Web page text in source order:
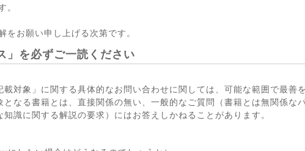
。
をお願い申し上げる次第です。
」を必ずご一読ください
対象」に関する具体的なお問い合わせに関しては、可能な範囲で最善
となる書籍とは、直接関係の無い、一般的なご質問（書籍とは無関係な
識に関する解説の要求）にはお答えしかねることがあります。